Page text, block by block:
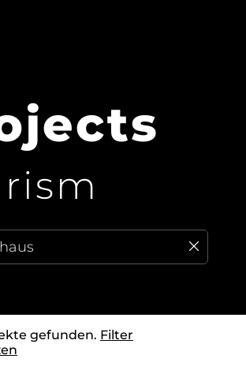
gefunden. Filter